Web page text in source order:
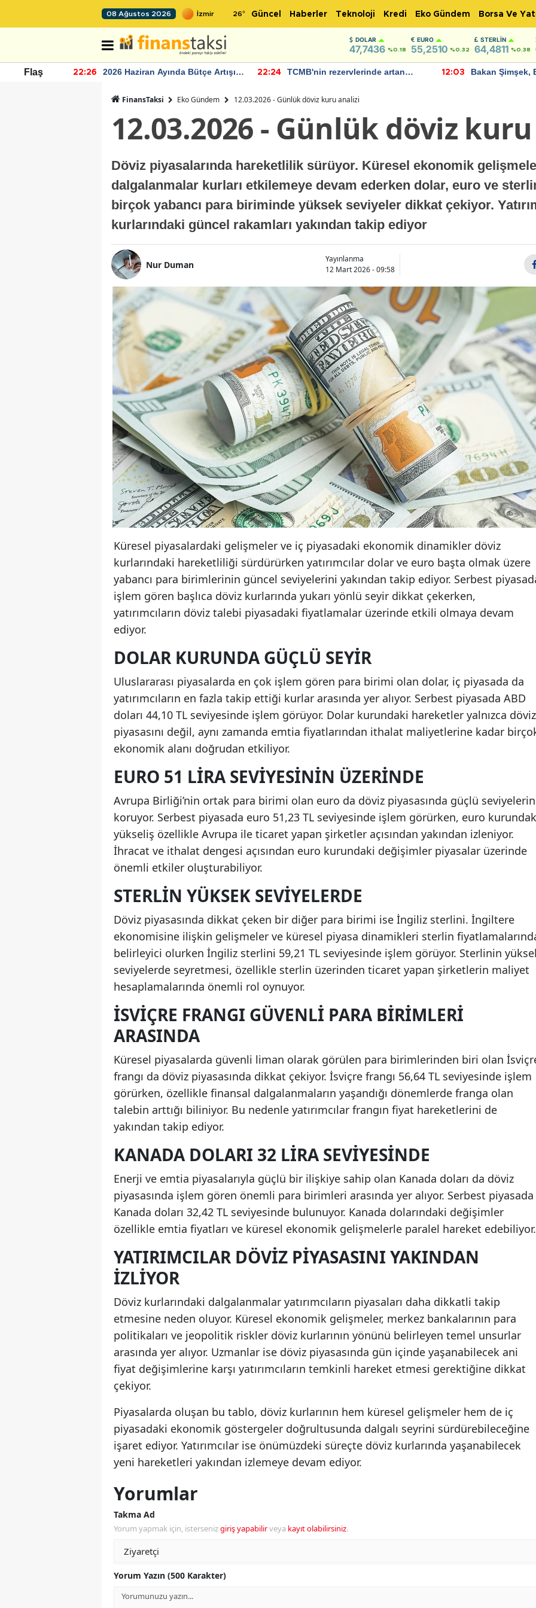
08 Ağustos 2026 26° Güncel Haberler Teknoloji Kredi Eko Gündem Borsa Ve
DOLAR
47,7436 %0.18
EURO
55,2510 %0.32
STERLIN
64,4811 %0.38
Flaş 22:26
2026 Haziran Ayında Bütçe Artışı
22:24
TCMB'nin rezervlerinde artan
12:03
Bakan Şimşek,
FinansTaksi Eko Gündem 12.03.2026 - Günlük döviz kuru analizi
12.03.2026 - Günlük döviz
Döviz piyasalarında hareketlilik sürüyor. Küresel ekonomik
dalgalanmalar kurları etkilemeye devam ederken dolar, euro ve
birçok yabancı para biriminde yüksek seviyeler dikkat çekiyor.
kurlarındaki güncel rakamları yakından takip ediyor
Nur Duman
Yayınlanma
12 Mart 2026 - 09:58
Küresel piyasalardaki gelişmeler ve iç piyasadaki ekonomik dinamikler döviz
kurlarındaki hareketliliği sürdürürken yatırımcılar dolar ve euro başta olmak üzere
yabancı para birimlerinin güncel seviyelerini yakından takip ediyor. Serbest
işlem gören başlıca döviz kurlarında yukarı yönlü seyir dikkat çekerken,
yatırımcıların döviz talebi piyasadaki fiyatlamalar üzerinde etkili olmaya devam
ediyor.
DOLAR KURUNDA GÜÇLÜ SEYIR
Uluslararası piyasalarda en çok işlem gören para birimi olan dolar, iç piyasada da
yatırımcıların en fazla takip ettiği kurlar arasında yer alıyor. Serbest piyasada ABD
doları 44,10 TL seviyesinde işlem görüyor. Dolar kurundaki hareketler yalnızca döviz
piyasasını değil, aynı zamanda emtia fiyatlarından ithalat maliyetlerine kadar
ekonomik alanı doğrudan etkiliyor.
EURO 51 LIRA SEVIYESININ ÜZERINDE
Avrupa Birliği’nin ortak para birimi olan euro da döviz piyasasında güçlü
koruyor. Serbest piyasada euro 51,23 TL seviyesinde işlem görürken, euro
yükseliş özellikle Avrupa ile ticaret yapan şirketler açısından yakından izleniyor.
İhracat ve ithalat dengesi açısından euro kurundaki değişimler piyasalar üzerinde
önemli etkiler oluşturabiliyor.
STERLIN YÜKSEK SEVIYELERDE
Döviz piyasasında dikkat çeken bir diğer para birimi ise İngiliz sterlini. İngiltere
ekonomisine ilişkin gelişmeler ve küresel piyasa dinamikleri sterlin
belirleyici olurken İngiliz sterlini 59,21 TL seviyesinde işlem görüyor. Sterlinin
seviyelerde seyretmesi, özellikle sterlin üzerinden ticaret yapan şirketlerin maliyet
hesaplamalarında önemli rol oynuyor.
İSVIÇRE FRANGI GÜVENLI PARA BIRIMLERI
ARASINDA
Küresel piyasalarda güvenli liman olarak görülen para birimlerinden biri olan
frangı da döviz piyasasında dikkat çekiyor. İsviçre frangı 56,64 TL seviyesinde işlem
görürken, özellikle finansal dalgalanmaların yaşandığı dönemlerde franga olan
talebin arttığı biliniyor. Bu nedenle yatırımcılar frangın fiyat hareketlerini de
yakından takip ediyor.
KANADA DOLARI 32 LIRA SEVIYESINDE
Enerji ve emtia piyasalarıyla güçlü bir ilişkiye sahip olan Kanada doları da döviz
piyasasında işlem gören önemli para birimleri arasında yer alıyor. Serbest piyasada
Kanada doları 32,42 TL seviyesinde bulunuyor. Kanada dolarındaki değişimler
özellikle emtia fiyatları ve küresel ekonomik gelişmelerle paralel hareket edebiliyor.
YATIRIMCILAR DÖVIZ PIYASASINI YAKINDAN
IZLIYOR
Döviz kurlarındaki dalgalanmalar yatırımcıların piyasaları daha dikkatli takip
etmesine neden oluyor. Küresel ekonomik gelişmeler, merkez bankalarının para
politikaları ve jeopolitik riskler döviz kurlarının yönünü belirleyen temel unsurlar
arasında yer alıyor. Uzmanlar ise döviz piyasasında gün içinde yaşanabilecek ani
fiyat değişimlerine karşı yatırımcıların temkinli hareket etmesi gerektiğine dikkat
çekiyor.
Piyasalarda oluşan bu tablo, döviz kurlarının hem küresel gelişmeler hem de iç
piyasadaki ekonomik göstergeler doğrultusunda dalgalı seyrini sürdürebileceğine
işaret ediyor. Yatırımcılar ise önümüzdeki süreçte döviz kurlarında yaşanabilecek
yeni hareketleri yakından izlemeye devam ediyor.
Yorumlar
Takma Ad
Yorum yapmak için, istersenizgiriş yapabilirveya kayıt olabilirsiniz.
Yorum Yazın (500 Karakter)